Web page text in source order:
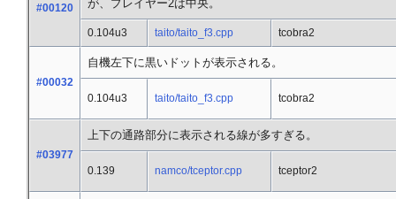
#00120
が、プレイヤー2は中央。
0.104u3 taito/taito_f3.cpp tcobra2
#00032
自機左下に黒いドットが表示される。
0.104u3 taito/taito_f3.cpp tcobra2
#03977
上下の通路部分に表示される線が多すぎる。
0.139 namco/tceptor.cpp tceptor2